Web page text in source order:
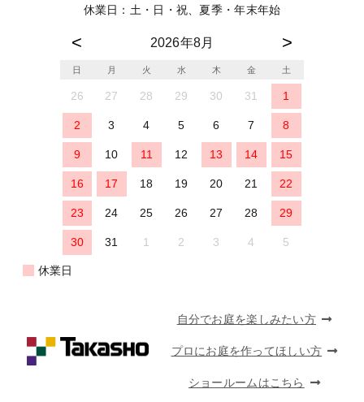
休業日：土・日・祝、夏季・年末年始
2026年8月
日 月 火 水 木 金 土
26 27 28 29 30 31 1
2 3 4 5 6 7 8
9 10 11 12 13 14 15
16 17 18 19 20 21 22
23 24 25 26 27 28 29
30 31 1 2 3 4 5
休業日
自分でお庭を楽しみたい方
プロにお庭を作ってほしい方
ショールームはこちら